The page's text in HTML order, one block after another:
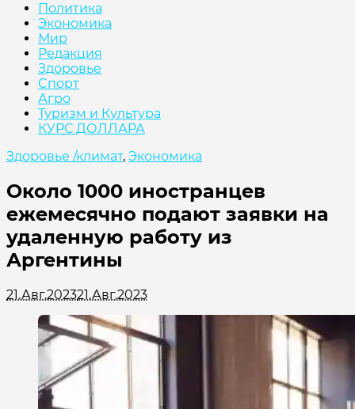
Политика
Экономика
Мир
Редакция
Здоровье
Cпорт
Агро
Туризм и Культура
КУРС ДОЛЛАРА
Здоровье /климат, Экономика
Около 1000 иностранцев
ежемесячно подают заявки на
удаленную работу из
Аргентины
21.Авг.202321.Авг.2023